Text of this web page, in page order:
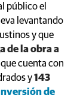
público el
levantando
y que
de la obra a
cuenta con
y143
de